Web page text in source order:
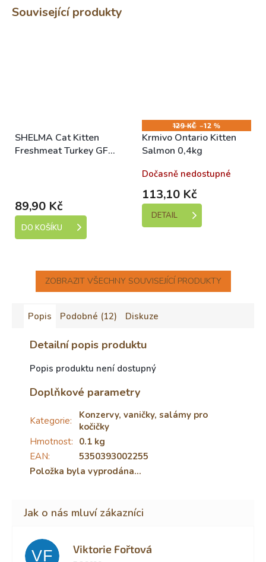
Související produkty
SHELMA Cat Kitten
Freshmeat Turkey GF
89,90 Kč
DO KOŠÍKU
129 KČ –12 %
Krmivo Ontario Kitten
Salmon 0,4kg
Dočasně nedostupné
113,10 Kč
DETAIL
ZOBRAZIT VŠECHNY SOUVISEJÍCÍ PRODUKTY
Popis Podobné (12) Diskuze
Detailní popis produktu
Popis produktu není dostupný
Doplňkové parametry
Kategorie:
Konzervy, vaničky, salámy pro
kočičky
Hmotnost: 0.1 kg
EAN:
5350393002255
Položka byla vyprodána…
VF Viktorie Fořtová